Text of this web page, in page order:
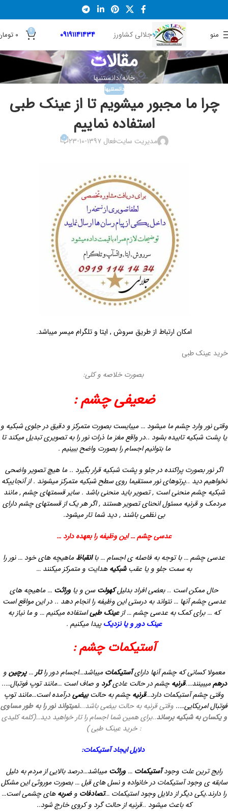
منو جلالی کشاورز ۰۹۱۹۱۱۴۱۴۳۴ 0 ۰
مقالات
خانه دانستنیها
دانستنیها
چرا ما مجبور میشویم تا از عینک طبی
استفاده نماییم
مدیریت سایتفعال ۱۳۹۷-۱۰-۲۳ ۰
امکان ارتباط از طریق سروش , ایتا و تلگرام میسر میباشد.
خرید عینک طبی
بصورت خلاصه و کلی:
ضعیفی چشم :
وقتی نور وارد چشم ما میشود … میبایست بصورت متمرکز و دقیق درجلوی شبکیه و
یا پشت شبکیه تابیده بشود ..در واقع مغز ما ذرات نور را به تصویری تبدیل میکندتا
ما بتوانیم اجسام را بصورت واضح ببینیم .
اگر نور بصورت پراکنده در جلو و پشت شبکیه قرار بگیرد ..ما هیچ تصویر واضحی
نخواهیم دید ..پرتوهای نور مستقیما روی سطح شبکیه متمرکز میشوند . از آنجاییکه
شبکیه چشم منحنی است , تصویر باید منحنی باشد . سایر قسمتهای چشم , مانند
مردمک و قرنیه مسئول انحنای تصویر هستند , اگر هر یک از قسمتهای چشم دارای
بی نظمی باشند , دید شما تار میشود.
عدسی چشم … این وظیفه را بعهده دارد …
عدسی چشم … با توجه به فاصله ی اجسام …باانقباظماهیچه های خود … نور را
به سمت جلو و یا عقبشبکیههدایت و متمرکز میکنند …
حال ممکن است .. بعضی افراد بدلیلکهولت سن و یا وراثت …ماهیچه های
عدسی چشم آنها … نتواند به درستیاین وظیفه را انجام دهد ..در این مواقع است
که … برای کمک به عدسی چشم …ازعینکطبیاستفاده میکنیم … و ما نیاز به
عینک دور و یا نزدیک پیدا میکنیم .
آستیکمات چشم :
معمولا کسانی که چشم آنها دارایآستیکماتمیباشد…اجسام دور راتار…پرچینو
درهممیبینند….قرنیهچشم در حالت عادیگرد و صاف است …مانند توپ فوتبال…..
وقتی چشم آستیکمات دارد…قرنیهچشم به حالتبیضیدرآمده است…مانند توپ
فوتبال امریکایی….. وقتی قرنیه به حالت بیضی باشد...نمیتواند نور را به طور مساوی
و یکسان به شبکیه برساند..برای همین شما اجسام را تار خواهید دید…(کلمه کلیدی
: خرید عینک طبی )
دلایل ایجاد آستیکمات:
رایج ترین علت وجودآستیکمات …وراثتمیباشد…درصد بالایی از مردم به دلیل
سابقه ی وجود آستیکمات در خانواده و نسل های قبل …بصورت موروثی این مشکل
را دارند.یکی دیگر از دلایل وجود استیکمات …تصادفات وضربههای چشمی است…
که باعث میشود ..قرنیه از حالت گرد و کروی خارج شود..